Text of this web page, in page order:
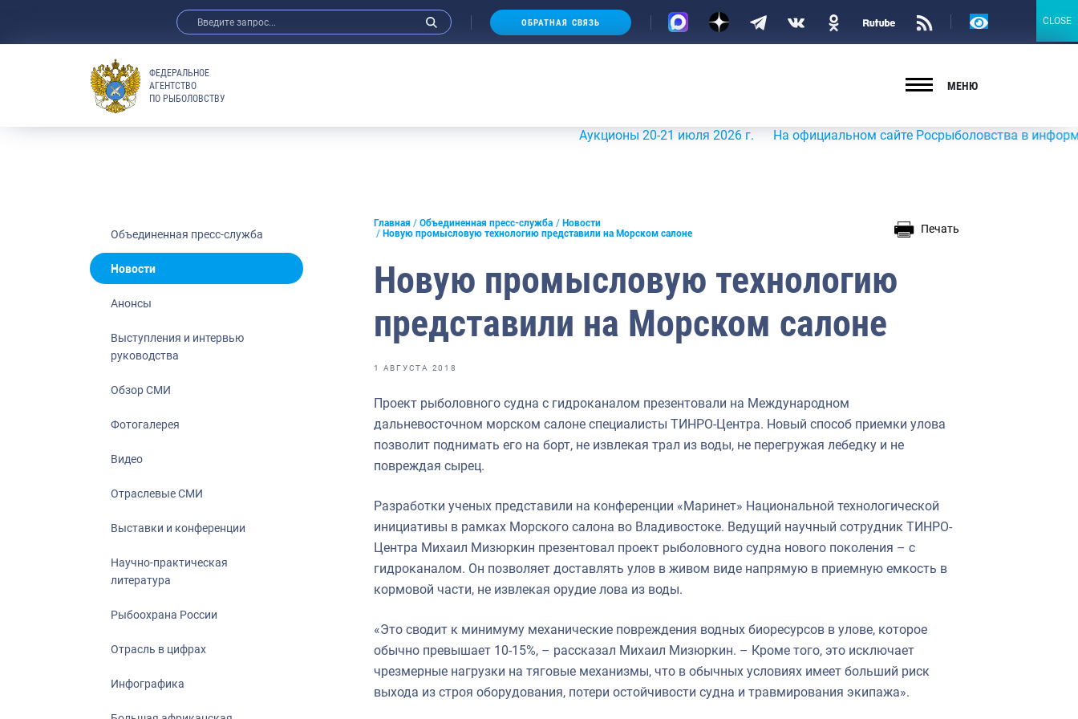
Анонсы
Отраслевые СМИ
Выставки и конференции
Рыбоохрана России
Большая африканская экспедиция
ОБРАТНАЯ СВЯЗЬ
Версия
ФЕДЕРАЛЬНОЕ
АГЕНТСТВО
ПО РЫБОЛОВСТВУ
МЕНЮ
Аукционы 20-21 июля 2026 г. На официальном сайте Росрыболовства в
Объединенная пресс-служба
Новости
Анонсы
Выступления и интервью
руководства
Обзор СМИ
Фотогалерея
Видео
Отраслевые СМИ
Выставки и конференции
Научно-практическая
литература
Рыбоохрана России
Отрасль в цифрах
Инфографика
Главная Объединенная пресс-служба
Новости
Новую промысловую технологию представили на Морском салоне
Печать
Новую промысловую технологию
представили на Морском салоне
1 АВГУСТА 2018
Проект рыболовного судна с гидроканалом презентовали на Международном
дальневосточном морском салоне специалисты ТИНРО-Центра. Новый способ приемки улова
позволит поднимать его на борт, не извлекая трал из воды, не перегружая лебедку и не
повреждая сырец.
Разработки ученых представили на конференции «Маринет» Национальной технологической
инициативы в рамках Морского салона во Владивостоке. Ведущий научный сотрудник ТИНРО-
Центра Михаил Мизюркин презентовал проект рыболовного судна нового поколения – с
гидроканалом. Он позволяет доставлять улов в живом виде напрямую в приемную емкость в
кормовой части, не извлекая орудие лова из воды.
«Это сводит к минимуму механические повреждения водных биоресурсов в улове, которое
обычно превышает 10-15%, – рассказал Михаил Мизюркин. – Кроме того, это исключает
чрезмерные нагрузки на тяговые механизмы, что в обычных условиях имеет больший риск
выхода из строя оборудования, потери остойчивости судна и травмирования экипажа».
CLOSE
CLOSE